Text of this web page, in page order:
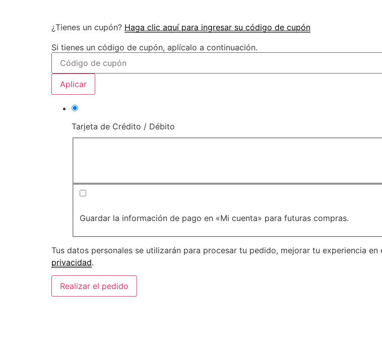
¿Tienes un cupón? Haga clic aquí para ingresar su código de cupón
Si tienes un código de cupón, aplícalo a continuación.
Aplicar
Tarjeta de Crédito / Débito
Guardar la información de pago en «Mi cuenta» para futuras compras.
Tus datos personales se utilizarán para procesar tu pedido, mejorar tu experiencia
privacidad.
Realizar el pedido